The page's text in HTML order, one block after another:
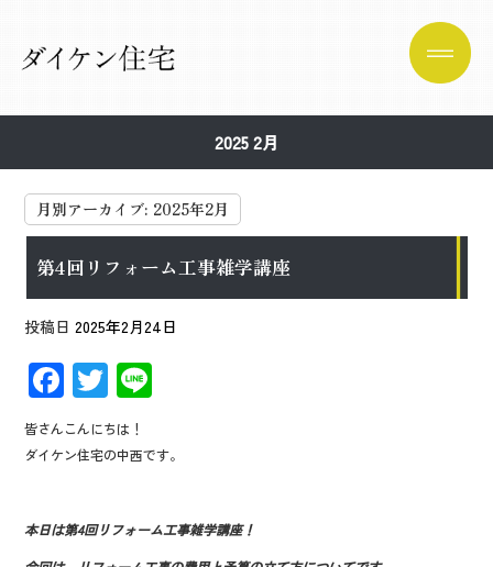
2025 2月
月別アーカイブ: 2025年2月
第4回リフォーム工事雑学講座
投稿日 2025年2月24日
F
ac
e
o
o
T
wi
tt e
皆さんこんにちは！
ダイケン住宅の中西です。
本日は第4回リフォーム工事雑学講座！